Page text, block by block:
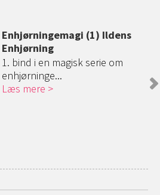
Enhjørningemagi (1) Ildens
Enhjørning
1. bind i en magisk serie om
enhjørninge...
Læs mere